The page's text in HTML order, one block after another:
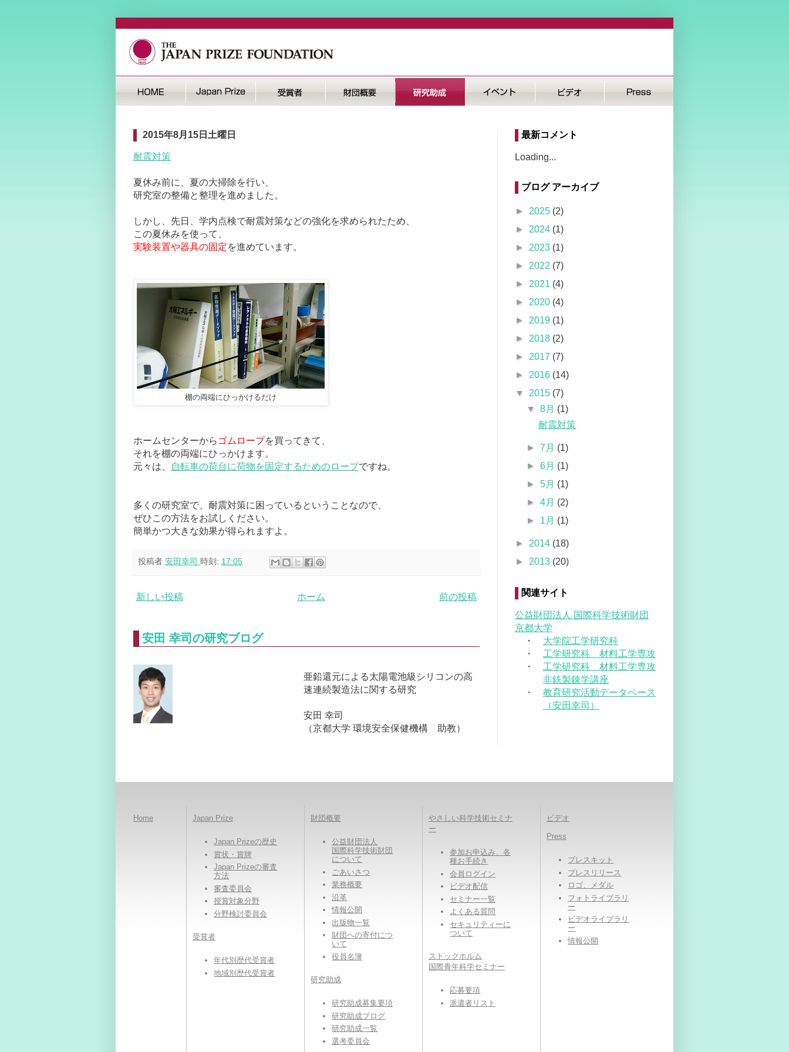
2015年8月15日土曜日
耐震対策
夏休み前に、夏の大掃除を行い、
研究室の整備と整理を進めました。
しかし、先日、学内点検で耐震対策などの強化を求められたため、
この夏休みを使って、
実験装置や器具の固定を進めています。
棚の両端にひっかけるだけ
ホームセンターから ゴムロープを買ってきて、
それを棚の両端にひっかけます。
元々は、
自転車の荷台に荷物を固定するためのロープですね。
多くの研究室で、耐震対策に困っているということなので、
ぜひこの方法をお試しください。
簡単かつ大きな効果が得られますよ。
投稿者 安田幸司 時刻: 17:05
新しい投稿 前の投稿
ホーム
安田 幸司の研究ブログ
亜鉛還元による太陽電池級シリコンの高
速連続製造法に関する研究
安田 幸司
（京都大学 環境安全保健機構 助教）
最新コメント
Loading...
ブログ アーカイブ
► 2025 (2)
► 2024 (1)
► 2023 (1)
► 2022 (7)
► 2021 (4)
► 2020 (4)
► 2019 (1)
► 2018 (2)
► 2017 (7)
► 2016 (14)
▼ 2015 (7)
▼8月 (1)
耐震対策
►7月 (1)
►6月 (1)
►5月 (1)
►4月 (2)
► 1月 (1)
► 2014 (18)
► 2013 (20)
関連サイト
公益財団法人 国際科学技術財団
京都大学
・ 大学院工学研究科
・ 工学研究科 材料工学専攻
・ 工学研究科 材料工学専攻
非鉄製錬学講座
・ 教育研究活動データベース
（安田幸司）
Home Japan Prize
Japan Prizeの歴史
賞状・賞牌
Japan Prizeの審査
方法
審査委員会
授賞対象分野
分野検討委員会
受賞者
年代別歴代受賞者
地域別歴代受賞者
財団概要
公益財団法人
国際科学技術財団
について
ごあいさつ
業務概要
沿革
情報公開
出版物一覧
財団への寄付につ
いて
役員名簿
研究助成
研究助成募集要項
研究助成ブログ
研究助成一覧
選考委員会
やさしい科学技術セミナ
ー
参加お申込み、各
種お手続き
会員ログイン
ビデオ配信
セミナー一覧
よくある質問
セキュリティーに
ついて
ストックホルム
国際青年科学セミナー
応募要項
派遣者リスト
ビデオ
Press
プレスキット
プレスリリース
ロゴ、メダル
フォトライブラリ
ー
ビデオライブラリ
ー
情報公開